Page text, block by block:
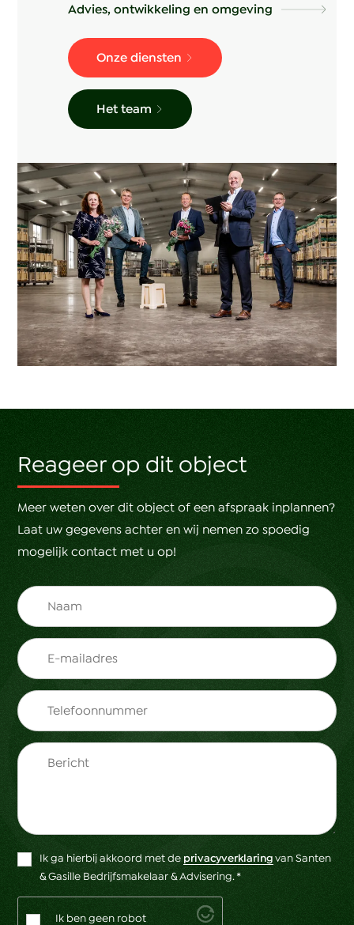
Advies, ontwikkeling en omgeving
Onze diensten
Het team
Reageer op dit object
Meer weten over dit object of een afspraak inplannen?
Laat uw gegevens achter en wij nemen zo spoedig
mogelijk contact met u op!
Ik ga hierbij akkoord met de privacyverklaring van Santen
& Gasille Bedrijfsmakelaar & Advisering. *
Ik ben geen robot